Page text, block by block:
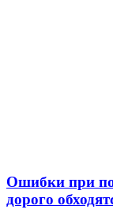
Ошибки при
дорого